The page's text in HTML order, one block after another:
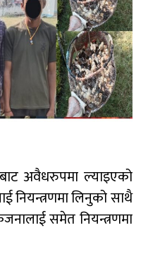
अवैधरुपमा ल्याइएको
नियन्त्रणमा लिनुको साथै
समेत नियन्त्रणमा